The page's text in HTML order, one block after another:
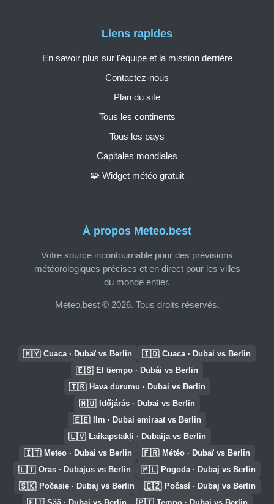
À propos Meteo.best
Votre source incontournable pour des prévisions
météorologiques précises et en direct pour les villes
du monde entier.
Meteo.best © 2026. Tous droits réservés.
Liens rapides
En savoir plus sur l'équipe et la mission derrière
Contactez-nous
Plan du site
Tous les continents
Tous les pays
Capitales mondiales
🧩 Widget météo gratuit
🇲🇾 Cuaca · Dubaï vs Berlin 🇮🇩 Cuaca · Dubai vs Berlin
🇪🇸 El tiempo · Dubái vs Berlin
🇹🇷 Hava durumu · Dubai vs Berlin
🇭🇺 Időjárás · Dubai vs Berlin
🇪🇪 Ilm · Dubai emiraat vs Berlin
🇱🇻 Laikapstākļi · Dubaija vs Berlin
🇮🇹 Meteo · Dubai vs Berlin 🇫🇷 Météo · Dubaï vs Berlin
🇱🇹 Oras · Dubajus vs Berlin 🇵🇱 Pogoda · Dubaj vs Berlin
🇸🇰 Počasie · Dubaj vs Berlin 🇨🇿 Počasí · Dubaj vs Berlin